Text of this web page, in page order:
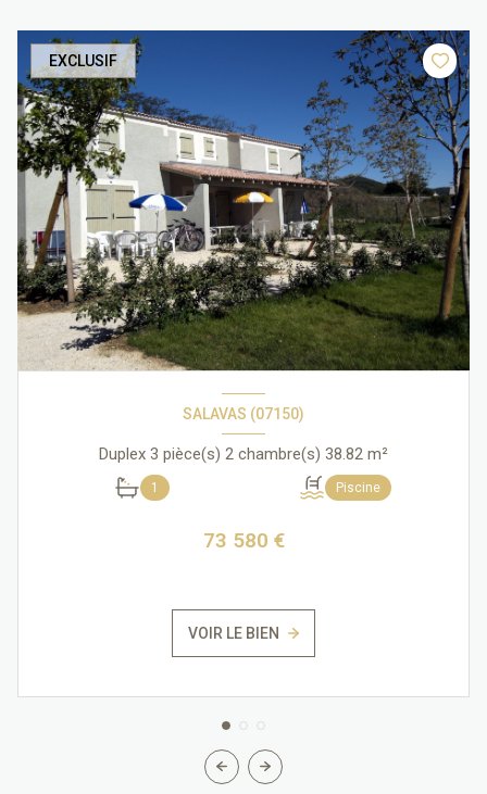
EXCLUSIF
SALAVAS (07150)
Duplex 3 pièce(s) 2 chambre(s) 38.82 m²
1 Piscine
73 580 €
VOIR LE BIEN